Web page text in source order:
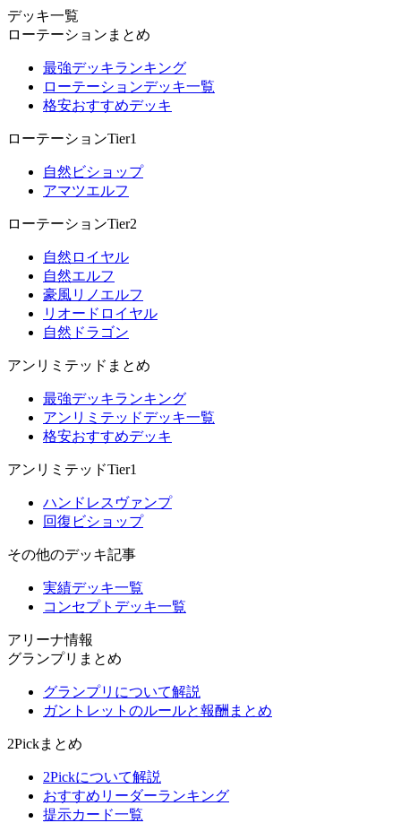
デッキ一覧
ローテーションまとめ
最強デッキランキング
ローテーションデッキ一覧
格安おすすめデッキ
ローテーションTier1
自然ビショップ
アマツエルフ
ローテーションTier2
自然ロイヤル
自然エルフ
豪風リノエルフ
リオードロイヤル
自然ドラゴン
アンリミテッドまとめ
最強デッキランキング
アンリミテッドデッキ一覧
格安おすすめデッキ
アンリミテッドTier1
ハンドレスヴァンプ
回復ビショップ
その他のデッキ記事
実績デッキ一覧
コンセプトデッキ一覧
アリーナ情報
グランプリまとめ
グランプリについて解説
ガントレットのルールと報酬まとめ
2Pickまとめ
2Pickについて解説
おすすめリーダーランキング
提示カード一覧